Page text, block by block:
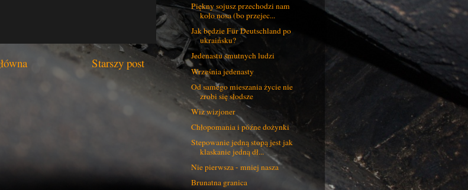
Starszy post
Piękny sojusz przechodzi nam
koło nosa (bo przejec...
Jak będzie Für Deutschland po
ukraińsku?
Jedenastu smutnych ludzi
Września jedenasty
Od samego mieszania życie nie
zrobi się słodsze
Wiz wizjoner
Chłopomania i późne dożynki
Stepowanie jedną stopą jest jak
klaskanie jedną dł...
Nie pierwsza - mniej nasza
Brunatna granica